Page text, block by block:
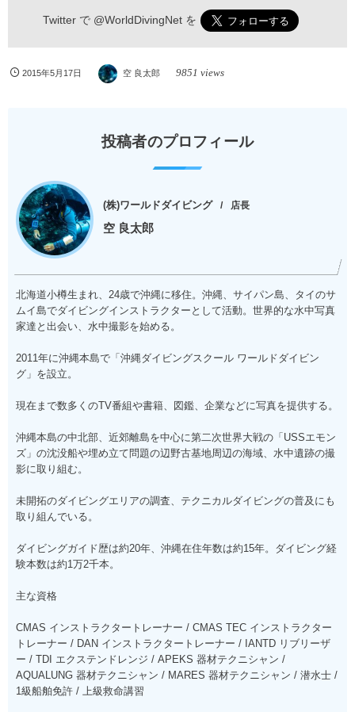
Twitter で @WorldDivingNetを
2015年5月17日 空 良太郎 9851 views
投稿者のプロフィール
(株)ワールドダイビング 店長
空 良太郎
北海道小樽生まれ、24歳で沖縄に移住。沖縄、サイパン島、タイのサ
ムイ島でダイビングインストラクターとして活動。世界的な水中写真
家達と出会い、水中撮影を始める。
2011年に沖縄本島で「沖縄ダイビングスクール ワールドダイビン
グ」を設立。
現在まで数多くのTV番組や書籍、図鑑、企業などに写真を提供する。
沖縄本島の中北部、近郊離島を中心に第二次世界大戦の「USSエモン
ズ」の沈没船や埋め立て問題の辺野古基地周辺の海域、水中遺跡の撮
影に取り組む。
未開拓のダイビングエリアの調査、テクニカルダイビングの普及にも
取り組んでいる。
ダイビングガイド歴は約20年、沖縄在住年数は約15年。ダイビング経
験本数は約1万2千本。
主な資格
CMAS インストラクタートレーナー / CMAS TEC インストラクター
トレーナー / DAN インストラクタートレーナー / IANTD リブリーザ
ー / TDI エクステンドレンジ / APEKS 器材テクニシャン /
AQUALUNG 器材テクニシャン / MARES 器材テクニシャン / 潜水士 /
1級船舶免許 / 上級救命講習